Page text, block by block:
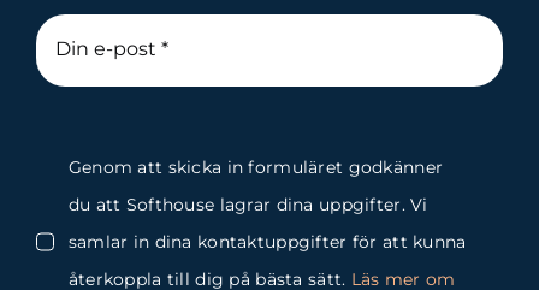
Genom att skicka in formuläret godkänner
du att Softhouse lagrar dina uppgifter. Vi
samlar in dina kontaktuppgifter för att kunna
återkoppla till dig på bästa sätt. Läs mer om